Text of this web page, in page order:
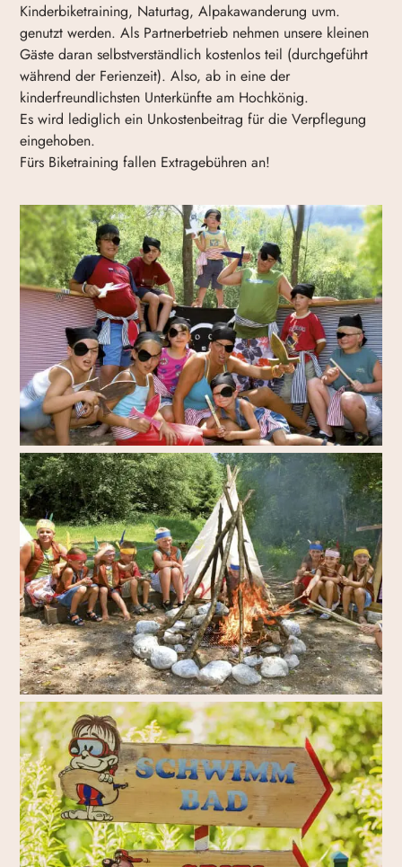
Kinderbiketraining, Naturtag, Alpakawanderung uvm.
genutzt werden. Als Partnerbetrieb nehmen unsere kleinen
Gäste daran selbstverständlich kostenlos teil (durchgeführt
während der Ferienzeit). Also, ab in eine der
kinderfreundlichsten Unterkünfte am Hochkönig.
Es wird lediglich ein Unkostenbeitrag für die Verpflegung
eingehoben.
Fürs Biketraining fallen Extragebühren an!